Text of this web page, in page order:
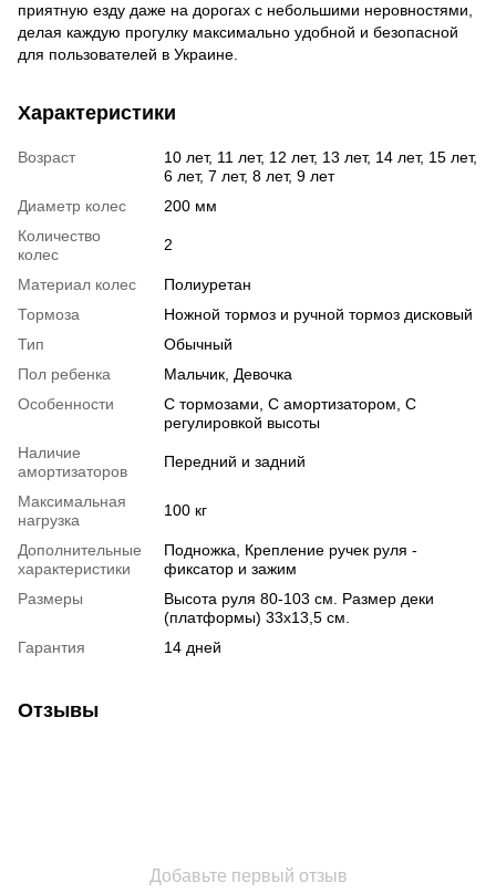
приятную езду даже на дорогах с небольшими неровностями,
делая каждую прогулку максимально удобной и безопасной
для пользователей в Украине.
Характеристики
Возраст
10 лет, 11 лет, 12 лет, 13 лет, 14 лет, 15 лет,
6 лет, 7 лет, 8 лет, 9 лет
Диаметр колес
200 мм
Количество
колес
2
Материал колес
Полиуретан
Тормоза
Ножной тормоз и ручной тормоз дисковый
Тип
Обычный
Пол ребенка
Мальчик, Девочка
Особенности
С тормозами, С амортизатором, С
регулировкой высоты
Наличие
амортизаторов
Передний и задний
Максимальная
нагрузка
100 кг
Дополнительные
характеристики
Подножка, Крепление ручек руля -
фиксатор и зажим
Размеры
Высота руля 80-103 см. Размер деки
(платформы) 33х13,5 см.
Гарантия
14 дней
Отзывы
Добавьте первый отзыв